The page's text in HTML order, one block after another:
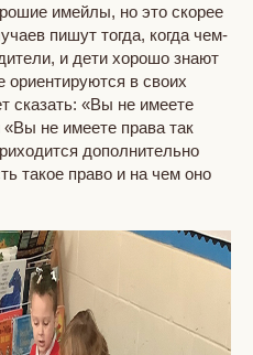
имейлы, но это скорее
пишут тогда, когда чем-
и дети хорошо знают
ориентируются в своих
сказать: «Вы не имеете
«Вы не имеете права так
дополнительно
такое право и на чем оно